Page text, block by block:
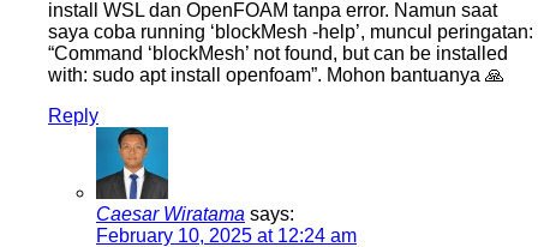
install WSL dan OpenFOAM tanpa error. Namun saat
saya coba running ‘blockMesh -help’, muncul peringatan:
“Command ‘blockMesh’ not found, but can be installed
with: sudo apt install openfoam”. Mohon bantuanya 🙏
Reply
Caesar Wiratama says:
February 10, 2025 at 12:24 am